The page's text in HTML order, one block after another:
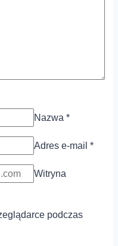
Nazwa *
Adres e-mail *
Witryna
podczas